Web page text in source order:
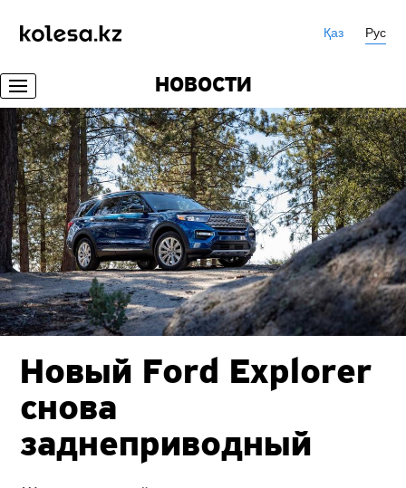
Қаз Рус
НОВОСТИ
Новый Ford Explorer
снова
заднеприводный